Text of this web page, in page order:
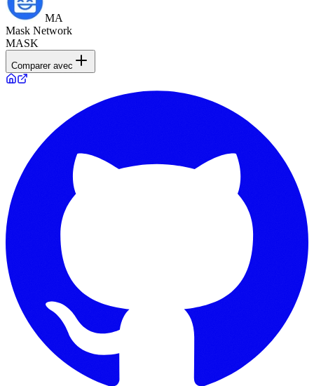
MA
Mask Network
MASK
Comparer avec